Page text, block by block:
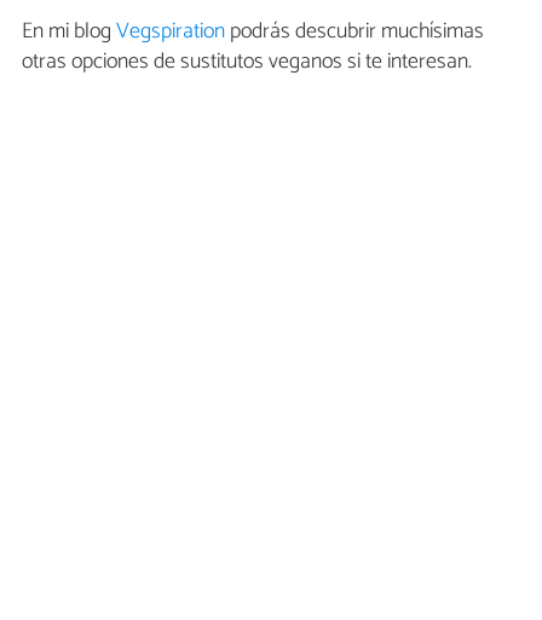
En mi blogVegspirationpodrás descubrir muchísimas
otras opciones de sustitutos veganos si te interesan.